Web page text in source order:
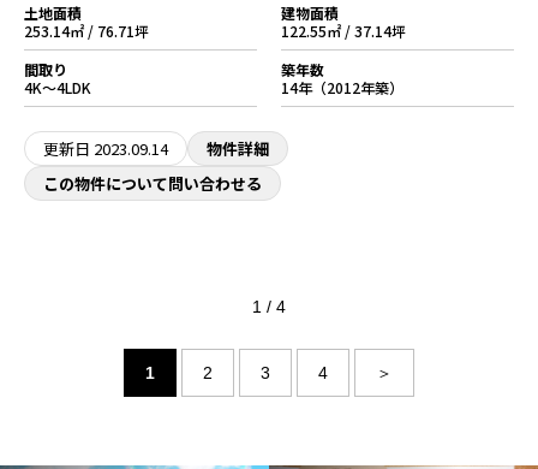
土地面積
253.14㎡ / 76.71坪
建物面積
122.55㎡ / 37.14坪
間取り
4K～4LDK
築年数
14年（2012年築）
更新日 2023.09.14
物件詳細
この物件について問い合わせる
1 / 4
1 2 3 4 ＞